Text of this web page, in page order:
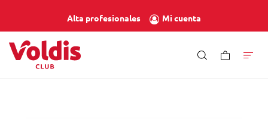
Alta profesionales Mi cuenta